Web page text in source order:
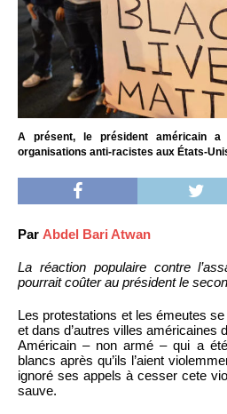
A présent, le président américain
organisations anti-racistes aux États-
Par Abdel Bari Atwan
La réaction populaire contre
pourrait coûter au président le
Les protestations et les émeutes
et dans d’autres villes américaines
Américain – non armé – qui a
blancs après qu’ils l’aient
ignoré ses appels à cesser cete
sauve.